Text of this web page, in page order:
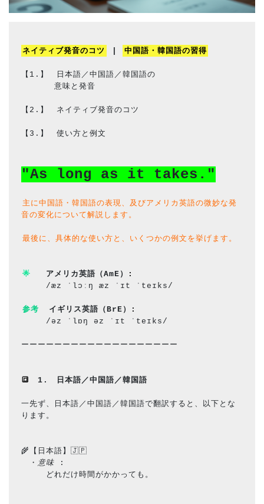
ネイティブ発音のコツ 中国語・韓国語の習得
【1.】　日本語／中国語／韓国語の
意味と発音
【2.】　ネイティブ発音のコツ
【3.】　使い方と例文
"As long as it takes."
主に中国語・韓国語の表現、及びアメリカ英語の微妙な発
音の変化について解説します。
最後に、具体的な使い方と、いくつかの例文を挙げます。
🌟 アメリカ英語（AmE）
:
/æz ˈlɔːŋ æz ˈɪt ˈteɪks/
参考 イギリス英語（BrE）
:
/əz ˈlɒŋ əz ˈɪt ˈteɪks/
ーーーーーーーーーーーーーーーーーーー
🔳 1.　日本語／中国語／韓国語
一先ず、日本語／中国語／韓国語で翻訳すると、以下とな
ります。
🌾【日本語】🇯🇵
・ 意味 :
どれだけ時間がかかっても。